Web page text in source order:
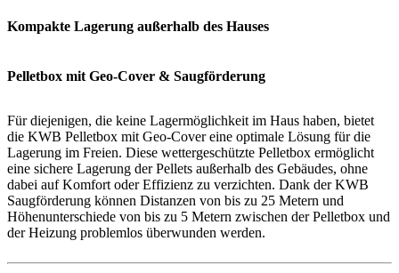
Kompakte Lagerung außerhalb des Hauses
Pelletbox mit Geo-Cover & Saugförderung
Für diejenigen, die keine Lagermöglichkeit im Haus haben, bietet
die KWB Pelletbox mit Geo-Cover eine optimale Lösung für die
Lagerung im Freien. Diese wettergeschützte Pelletbox ermöglicht
eine sichere Lagerung der Pellets außerhalb des Gebäudes, ohne
dabei auf Komfort oder Effizienz zu verzichten. Dank der KWB
Saugförderung können Distanzen von bis zu 25 Metern und
Höhenunterschiede von bis zu 5 Metern zwischen der Pelletbox und
der Heizung problemlos überwunden werden.